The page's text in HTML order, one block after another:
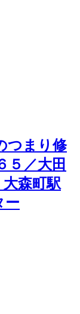
つまり修
５／大田
大森町駅
ー